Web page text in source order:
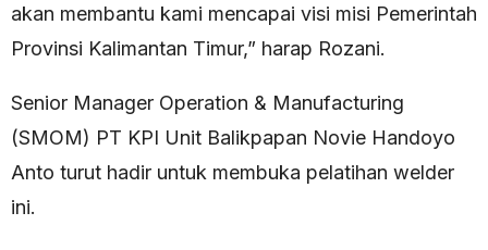
akan membantu kami mencapai visi misi Pemerintah
Provinsi Kalimantan Timur,” harap Rozani.
Senior Manager Operation & Manufacturing
(SMOM) PT KPI Unit Balikpapan Novie Handoyo
Anto turut hadir untuk membuka pelatihan welder
ini.